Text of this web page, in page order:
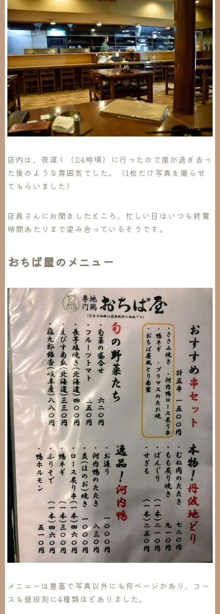
店内は、夜遅く（24時頃）に行ったので嵐が過ぎ去っ
た後のような雰囲気でした。（1枚だけ写真を撮らせ
てもらいました）
店員さんにお聞きしたところ、忙しい日はいつも終電
時間あたりまで混み合っているそうです。
おちば屋のメニュー
メニューは豊富で写真以外にも何ページかあり、コー
スも値段別に4種類ほどありました。